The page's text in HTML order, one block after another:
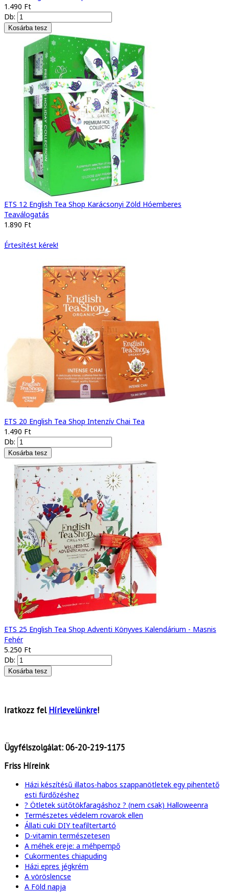
1.490 Ft
Db:
ETS 12 English Tea Shop Karácsonyi Zöld Hóemberes
Teaválogatás
1.890 Ft
Értesítést kérek!
ETS 20 English Tea Shop Intenzív Chai Tea
1.490 Ft
Db:
ETS 25 English Tea Shop Adventi Könyves Kalendárium - Masnis
Fehér
5.250 Ft
Db:
Iratkozz felHírlevelünkre!
Ügyfélszolgálat:06-20-219-1175
Friss Híreink
Házi készítésű illatos-habos szappanötletek egy pihentető
esti fürdőzéshez
? Ötletek sütőtökfaragáshoz ? (nem csak) Halloweenra
Természetes védelem rovarok ellen
Állati cuki DIY teafiltertartó
D-vitamin természetesen
A méhek ereje: a méhpempő
Cukormentes chiapuding
Házi epres jégkrém
A vöröslencse
A Föld napja